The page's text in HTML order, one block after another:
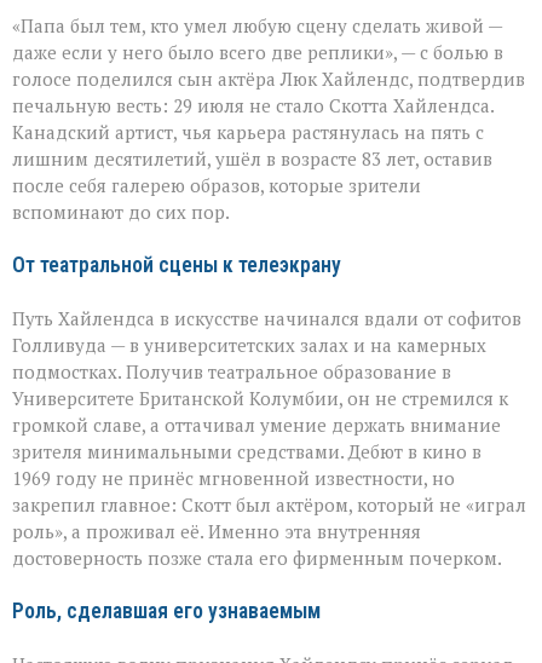
умел
делать
второстепенное
незабываемым»:
ушёл
Скотт
Хайлендс
«Папа был тем, кто умел любую сцену сделать живой —
даже если у него было всего две реплики», — с болью в
голосе поделился сын актёра Люк Хайлендс, подтвердив
печальную весть: 29 июля не стало Скотта Хайлендса.
Канадский артист, чья карьера растянулась на пять с
лишним десятилетий, ушёл в возрасте 83 лет, оставив
после себя галерею образов, которые зрители
вспоминают до сих пор.
От театральной сцены к телеэкрану
Путь Хайлендса в искусстве начинался вдали от софитов
Голливуда — в университетских залах и на камерных
подмостках. Получив театральное образование в
Университете Британской Колумбии, он не стремился к
громкой славе, а оттачивал умение держать внимание
зрителя минимальными средствами. Дебют в кино в
1969 году не принёс мгновенной известности, но
закрепил главное: Скотт был актёром, который не «играл
роль», а проживал её. Именно эта внутренняя
достоверность позже стала его фирменным почерком.
Роль, сделавшая его узнаваемым